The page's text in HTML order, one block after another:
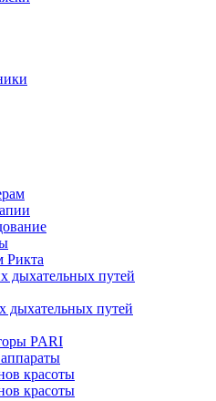
Рикта
дыхательных путей
дыхательных путей
PARI
красоты
красоты